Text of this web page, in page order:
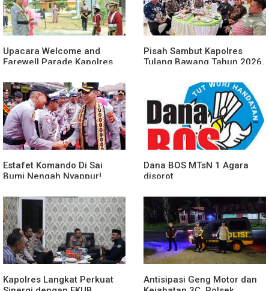
Upacara Welcome and
Farewell Parade Kapolres
Berlangsung Khidmat
Pisah Sambut Kapolres
Tulang Bawang Tahun 2026,
Forkopimda untuk Menjaga
Stabilitas Daerah
Estafet Komando Di Sai
Bumi Nengah Nyappur!
Dan Penyerahan Tunggul
Kesatuan Polres Tulang
Bawang Berlangsung
Spektakuler
Dana BOS MTsN 1 Agara
disorot
Kapolres Langkat Perkuat
Antisipasi Geng Motor dan